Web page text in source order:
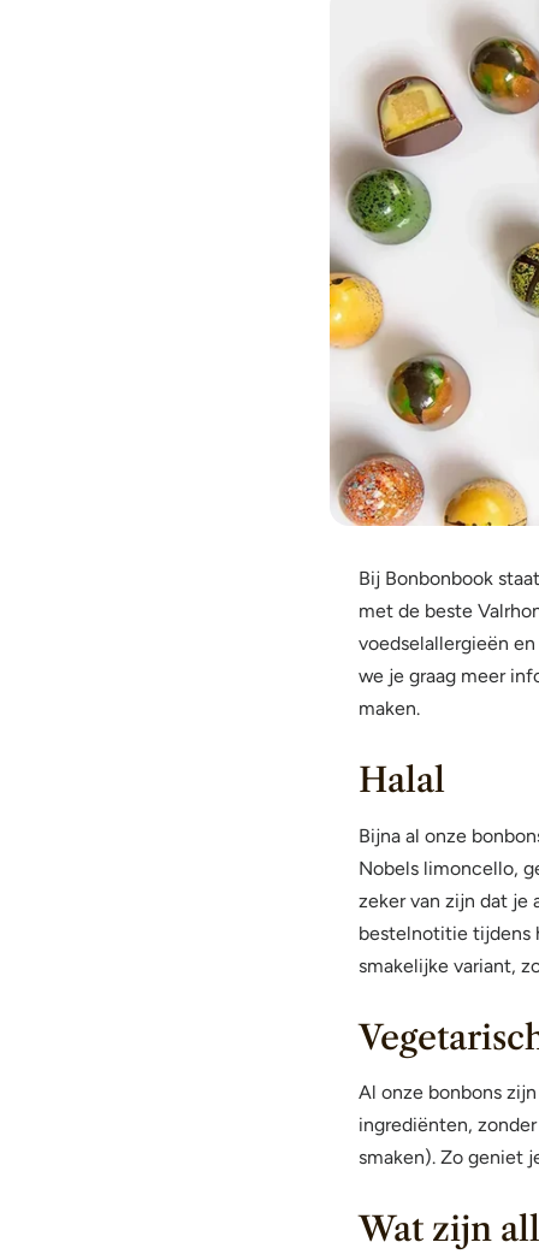
Bij Bonbonbook
met de beste
voedselallergieën
we je graag meer
maken.
Halal
Bijna al onze
Nobels limoncello,
zeker van zijn dat je
bestelnotitie tijdens
smakelijke variant,
Al onze bonbons
ingrediënten,
smaken). Zo geniet
Wat zijn